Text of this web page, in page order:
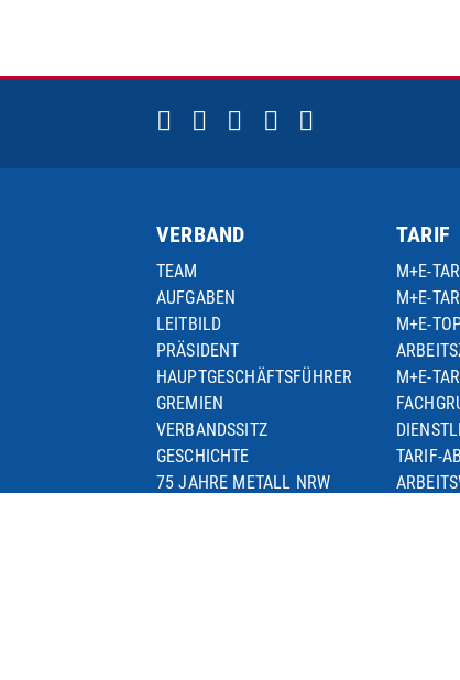
VERBAND
TEAM
AUFGABEN
LEITBILD
PRÄSIDENT
HAUPTGESCHÄFTSFÜHRER
GREMIEN
VERBANDSSITZ
GESCHICHTE
75 JAHRE METALL NRW
TARIF
M+E-
M+E-
M+E-
M+E-
TARIF-